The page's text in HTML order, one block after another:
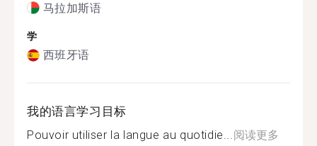
马拉加斯语
学
西班牙语
我的语言学习目标
Pouvoir utiliser la langue au quotidie...阅读更多